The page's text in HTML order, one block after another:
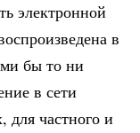
электронной
в
бы то ни
в сети
для частного и